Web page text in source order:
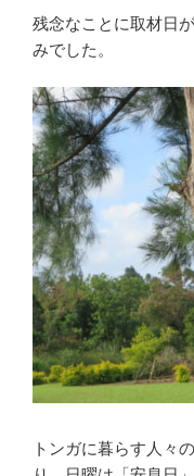
残念なことに取材日
みでした。
トンガに暮らす人々